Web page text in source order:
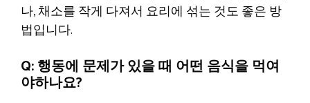
나, 채소를 작게 다져서 요리에 섞는 것도 좋은 방
법입니다.
Q: 행동에 문제가 있을 때 어떤 음식을 먹여
야하나요?